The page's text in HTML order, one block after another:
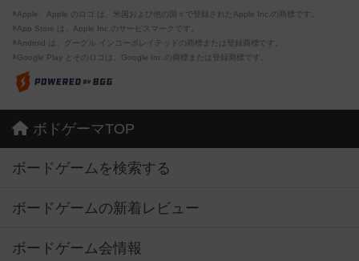
※Apple、Apple のロゴ は、米国および他の国々で登録されたApple Inc.の商標です。
※App Store は、Apple Inc.のサービスマークです。
※Android は、グーグル インコーポレイテッドの商標または登録商標です。
※Google Play とそのロゴは、Google Inc.の商標または登録商標です。
ボドゲーマTOP
ボードゲームを検索する
ボードゲームの新着レビュー
ボードゲーム会情報